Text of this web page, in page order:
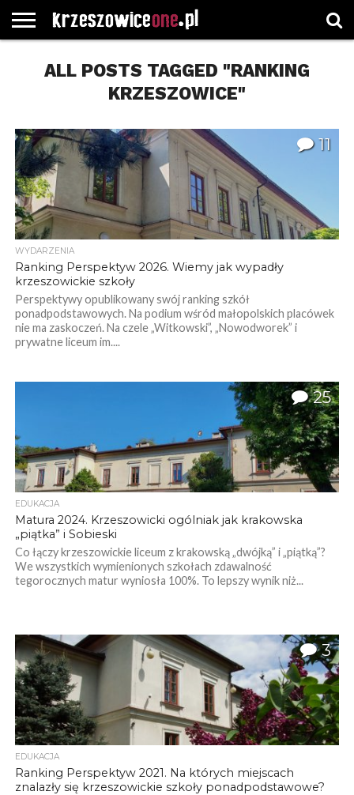
GŁÓWNA
WYBORY
SAMORZĄDOWE
WYBIERZ
KATEGORIE
ROZKŁADY
JAZDY
GREGORCZYK
WATCH
KONTAKT
ALL POSTS TAGGED "RANKING
KRZESZOWICE"
11
WYDARZENIA
Ranking Perspektyw 2026. Wiemy jak wypadły
krzeszowickie szkoły
Perspektywy opublikowany swój ranking szkół
ponadpodstawowych. Na podium wśród małopolskich placówek
nie ma zaskoczeń. Na czele „Witkowski”, „Nowodworek” i
prywatne liceum im....
25
EDUKACJA
Matura 2024. Krzeszowicki ogólniak jak krakowska
„piątka” i Sobieski
Co łączy krzeszowickie liceum z krakowską „dwójką” i „piątką”?
We wszystkich wymienionych szkołach zdawalność
tegorocznych matur wyniosła 100%. To lepszy wynik niż...
3
EDUKACJA
Ranking Perspektyw 2021. Na których miejscach
znalazły się krzeszowickie szkoły ponadpodstawowe?